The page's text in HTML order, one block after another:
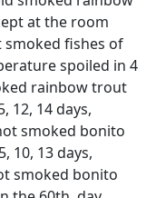
at the room
smoked fishes of
spoiled in 4
rainbow trout
12, 14 days,
smoked bonito
10, 13 days,
smoked bonito